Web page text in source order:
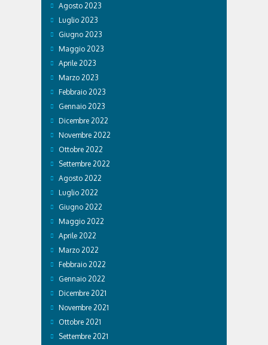
Agosto 2023
Luglio 2023
Giugno 2023
Maggio 2023
Aprile 2023
Marzo 2023
Febbraio 2023
Gennaio 2023
Dicembre 2022
Novembre 2022
Ottobre 2022
Settembre 2022
Agosto 2022
Luglio 2022
Giugno 2022
Maggio 2022
Aprile 2022
Marzo 2022
Febbraio 2022
Gennaio 2022
Dicembre 2021
Novembre 2021
Ottobre 2021
Settembre 2021